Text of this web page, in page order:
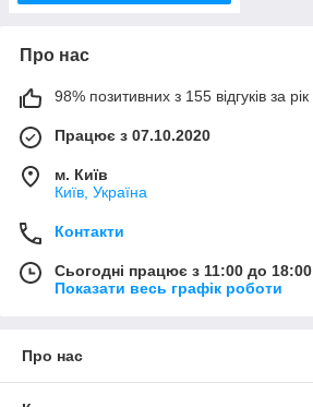
Про нас
98% позитивних з 155 відгуків за рік
Працює з 07.10.2020
м. Київ
Київ, Україна
Контакти
Сьогодні працює з 11:00 до 18:00
Показати весь графік роботи
Про нас